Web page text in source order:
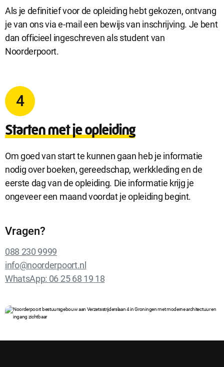
Google. De cookies delen individuele gegevens over jouw
surfgedrag op onze website.
Selectie accepteren
Als je definitief voor de opleiding hebt gekozen, ontvang
je van ons via e-mail een bewijs van inschrijving. Je bent
dan officieel ingeschreven als student van
Noorderpoort.
Starten met je opleiding
4
Om goed van start te kunnen gaan heb je informatie
nodig over boeken, gereedschap, werkkleding en de
eerste dag van de opleiding. Die informatie krijg je
ongeveer een maand voordat je opleiding begint.
Vragen?
088 230 9999
info@noorderpoort.nl
WhatsApp: 06 25 68 19 18